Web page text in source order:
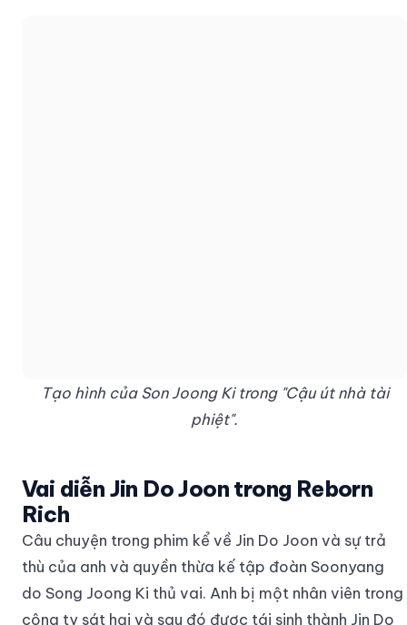
Tạo hình của Son Joong Ki trong "Cậu út nhà tài
phiệt".
Vai diễn Jin Do Joon trong Reborn
Rich
Câu chuyện trong phim kể về Jin Do Joon và sự trả
thù của anh và quyền thừa kế tập đoàn Soonyang
do Song Joong Ki thủ vai. Anh bị một nhân viên trong
công ty sát hại và sau đó được tái sinh thành Jin Do